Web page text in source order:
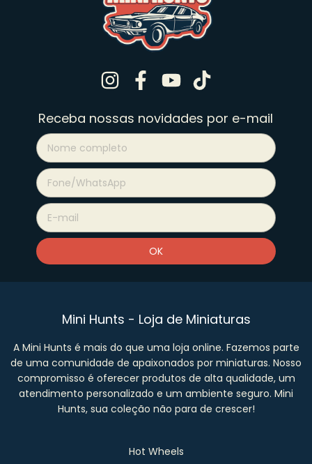
Receba nossas novidades por e-mail
Mini Hunts - Loja de Miniaturas
A Mini Hunts é mais do que uma loja online. Fazemos parte
de uma comunidade de apaixonados por miniaturas. Nosso
compromisso é oferecer produtos de alta qualidade, um
atendimento personalizado e um ambiente seguro. Mini
Hunts, sua coleção não para de crescer!
Hot Wheels